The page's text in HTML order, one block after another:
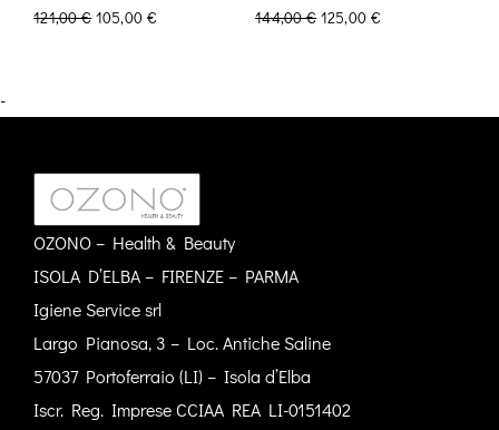
121,00€105,00 €
144,00€125,00 €
-
OZONO – Health & Beauty
ISOLA D’ELBA – FIRENZE – PARMA
Igiene Service srl
Largo Pianosa, 3 – Loc. Antiche Saline
57037 Portoferraio (LI) – Isola d’Elba
Iscr. Reg. Imprese CCIAA REA LI-0151402